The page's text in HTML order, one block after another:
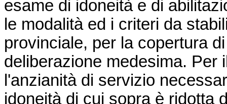
esame di idoneità e di
le modalità ed i criteri da
provinciale, per la copertura
deliberazione medesima. Per
l'anzianità di servizio
idoneità di cui sopra è ridotta